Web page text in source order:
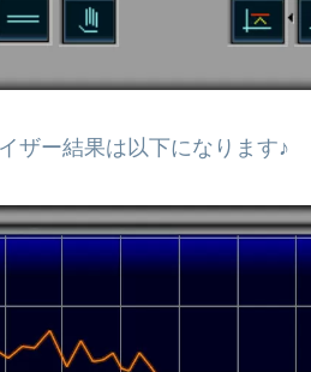
ザー結果は以下になります♪